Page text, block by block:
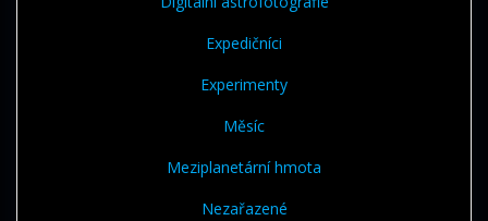
Expedičníci
Experimenty
Měsíc
Meziplanetární hmota
Nezařazené